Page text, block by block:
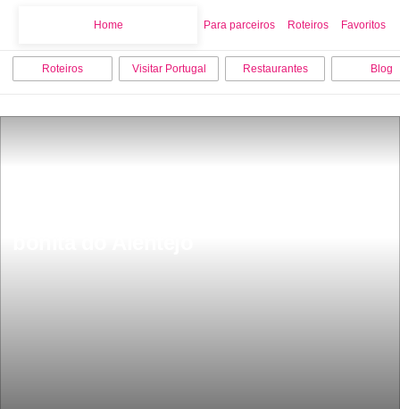
Home Para parceiros Roteiros Favoritos
Roteiros Visitar Portugal Restaurantes Blog